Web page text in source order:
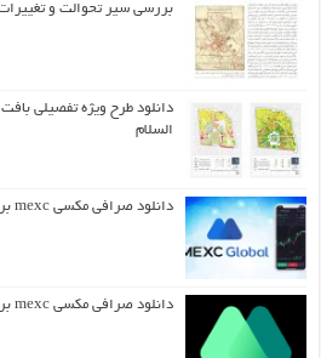
بررسی سیر تحوالت و
دانلود طرح ويژه تفصيلي
السلام
دانلود صرافی مکسی mexc برای اندروید
دانلود صرافی مکسی mexc برای آیفون و ios